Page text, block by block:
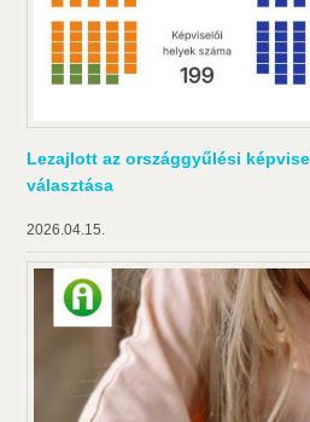
Lezajlott az országgyűlési
választása
2026.04.15.